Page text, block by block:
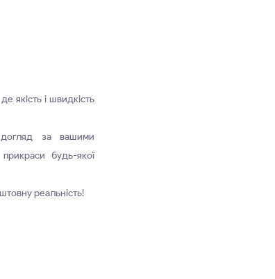
якість і швидкість
за вашими
будь-якої
реальність!